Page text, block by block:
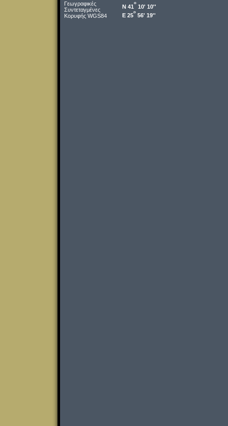
Γεωγραφικές
Συντεταγμένες
Κορυφής WGS84
Ν 41
o
10' 10''
Ε 25
o
56' 19''